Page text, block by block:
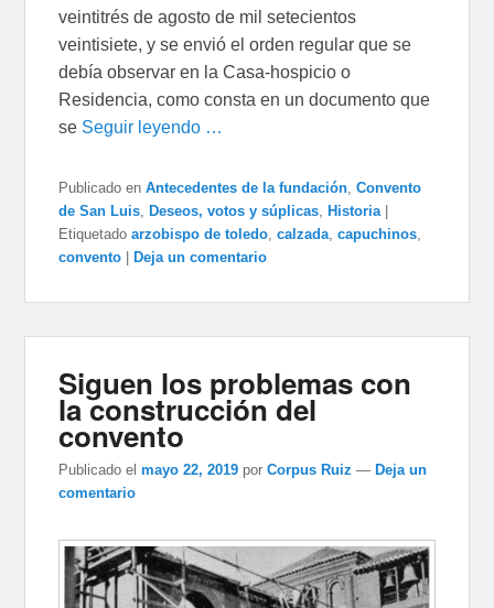
veintitrés de agosto de mil setecientos
veintisiete, y se envió el orden regular que se
debía observar en la Casa-hospicio o
Residencia, como consta en un documento que
se Seguir leyendo …
Publicado en Antecedentes de la fundación ,Convento
de San Luis
Deseos, votos y súplicas Historia
Etiquetado arzobispo de toledo ,calzada ,capuchinos
convento
Deja un comentario
Siguen los problemas con
la construcción del
convento
Publicado el mayo 22, 2019 porCorpus Ruiz —Deja un
comentario